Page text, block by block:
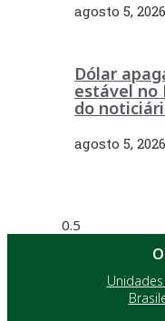
agosto 5, 2026
Dólar
estável no
do
agosto 5, 2026